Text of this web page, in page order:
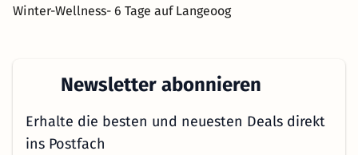
Winter-Wellness- 6 Tage auf Langeoog
Newsletter abonnieren
Erhalte die besten und neuesten Deals direkt
ins Postfach